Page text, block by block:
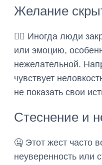
Желание
🧏‍♂️ Иногда люди
или эмоцию,
нежелательной.
чувствует
не показать свои
Стеснение и
🤐 Этот жест часто
неуверенность или